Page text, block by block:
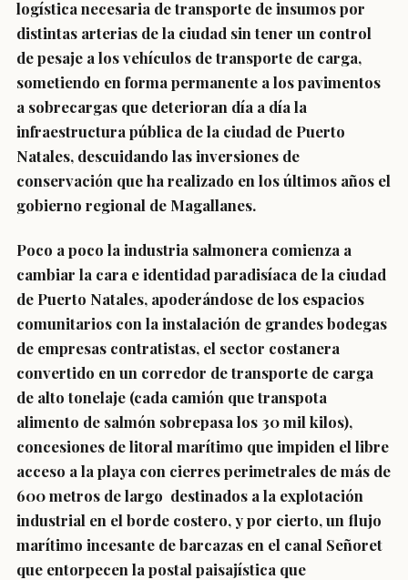
logística necesaria de transporte de insumos por
distintas arterias de la ciudad sin tener un control
de pesaje a los vehículos de transporte de carga,
sometiendo en forma permanente a los pavimentos
a sobrecargas que deterioran día a día la
infraestructura pública de la ciudad de Puerto
Natales, descuidando las inversiones de
conservación que ha realizado en los últimos años el
gobierno regional de Magallanes.
Poco a poco la industria salmonera comienza a
cambiar la cara e identidad paradisíaca de la ciudad
de Puerto Natales, apoderándose de los espacios
comunitarios con la instalación de grandes bodegas
de empresas contratistas, el sector costanera
convertido en un corredor de transporte de carga
de alto tonelaje (cada camión que transpota
alimento de salmón sobrepasa los 30 mil kilos),
concesiones de litoral marítimo que impiden el libre
acceso a la playa con cierres perimetrales de más de
600 metros de largo destinados a la explotación
industrial en el borde costero, y por cierto, un flujo
marítimo incesante de barcazas en el canal Señoret
que entorpecen la postal paisajística que